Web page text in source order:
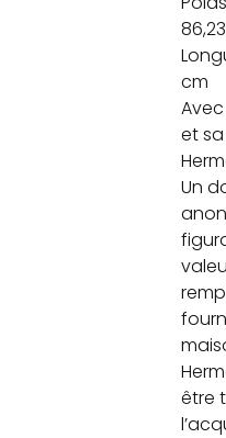
cm
et
Un
être